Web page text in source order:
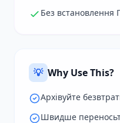
Без встановлення
💡 Why Use This?
Архівуйте
Швидше